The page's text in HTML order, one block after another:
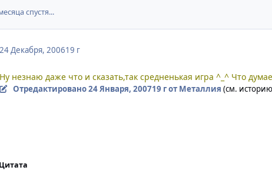
спустя...
24 Декабря, 200619 г
Ну незнаю даже что и сказать,так средненькая игра ^_^ Что
Отредактировано24 Января, 200719 гот Металлия (см.
Цитата